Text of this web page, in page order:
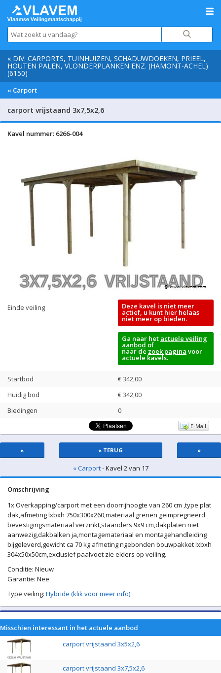
« DIV. CARPORTS, TUINHUIZEN, SCHADUWDOEKEN, PRIEEL,
HOUTEN PALEN, VLONDERPLANKEN ENZ. (HAMONT-ACHEL)
(6150)
« Carport
carport vrijstaand 3x7,5x2,6
Kavel nummer: 6266-004
Einde veiling Deze kavel is niet meer
actief, u kunt hier helaas
niet meer op bieden.
Ga naar het actuele veiling
aanbod of
naar de zoek pagina voor
actuele kavels.
Startbod
€ 342,00
Huidig bod
€342,00
Biedingen
0
E-Mail
« « TERUG »
« Carport- Kavel 2 van 17
Omschrijving
1x Overkapping/carport met een doorrijhoogte van 260 cm ,type plat
dak,afmeting lxbxh 750x300x260,materiaal grenen geimpregneerd
bevestigingsmateriaal verzinkt,staanders 9x9 cm,dakplaten niet
aanwezig,dakbalken ja,montagemateriaal en montagehandleiding
bijgeleverd,gewicht ca 70 kg afmeting ngebonden bouwpakket lxbxh
304x50x50cm,exclusief paalvoet zie elders op veiling.
Conditie: Nieuw
Garantie: Nee
Type veiling: Hybride (klik voor meer info)
Misschien interessant in het actuele aanbod
carport vrijstaand 3x5x2,6
carport vrijstaand 3x7,5x2,6